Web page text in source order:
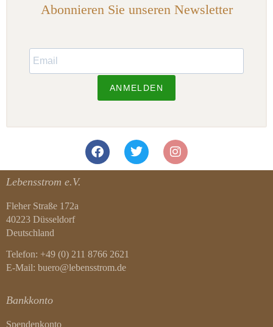
Abonnieren Sie unseren Newsletter
ANMELDEN
Lebensstrom e.V.
Fleher Straße 172a
40223 Düsseldorf
Deutschland
Telefon: +49 (0) 211 8766 2621
E-Mail: buero@lebensstrom.de
Bankkonto
Spendenkonto